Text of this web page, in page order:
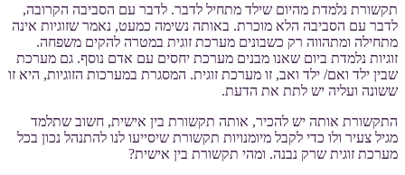
תקשורת נלמדת מהיום שילד מתחיל לדבר. לדבר עם הסביבה הקרובה,
לדבר עם הסביבה הלא מוכרת. באותה נשימה כמעט, נאמר שזוגיות אינה
מתחילה ומתהווה רק כשבונים מערכת זוגית במטרה להקים משפחה.
זוגיות נלמדת ביום שאנו מבנים מערכת יחסים עם אדם נוסף. גם מערכת
שבין ילד ואם/ ילד ואב, זו מערכת זוגית. המסגרת במערכות הזוגיות, היא זו
ששונה ועליה יש לתת את הדעת.
התקשורת אותה יש להכיר, אותה תקשורת בין אישית, חשוב שתלמד
מגיל צעיר ולו כדי לקבל מיומנויות תקשורת שיסייעו לנו להתנהל נכון בכל
מערכת זוגית שרק נבנה. ומהי תקשורת בין אישית?